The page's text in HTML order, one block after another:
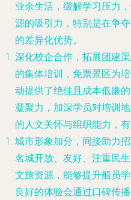
业余生活，缓解学习压力
源的吸引力，特别是在争
的差异化优势。
深化校企合作，拓展团建
的集体培训，免票景区为
动提供了绝佳且成本低廉
凝聚力，加深学员对培训
的人文关怀与组织能力，
城市形象加分，间接助力
名城开放、友好、注重民
文旅资源，能够提升船员
良好的体验会通过口碑传